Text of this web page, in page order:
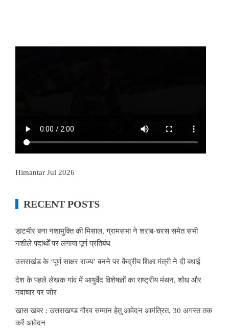
Himantar Jul 2026
RECENT POSTS
डाटमीर बना नशामुक्ति की मिसाल, ग्रामसभा ने शराब-चरस समेत सभी
नशीले पदार्थों पर लगाया पूर्ण प्रतिबंध
उत्तराखंड के ‘पूर्ण साक्षर राज्य’ बनने पर केंद्रीय शिक्षा मंत्री ने दी बधाई
देश के पहले लेखक गांव में आयुर्वेद विशेषज्ञों का राष्ट्रीय मंथन, शोध और
नवाचार पर जोर
खास खबर : उत्तराखण्ड गौरव सम्मान हेतु आवेदन आमंत्रित, 30 अगस्त तक
करें आवेदन